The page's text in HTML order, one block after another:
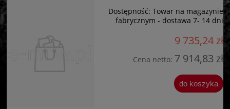
Dostępność: Towar na magazynie
fabrycznym - dostawa 7- 14 dni
9 735,24 zł
Cena netto: 7 914,83 zł
do koszyka